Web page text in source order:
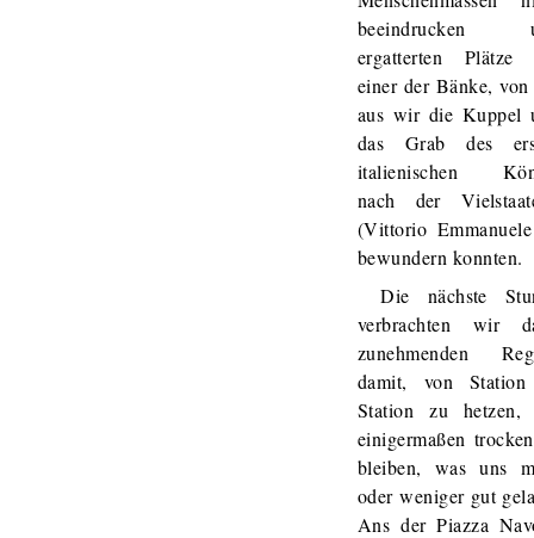
beeindrucken
ergatterten Plätze
einer der Bänke, von
aus wir die Kuppel
das Grab des
italienischen
nach der
(Vittorio
bewundern konnten.
Die nächste
verbrachten wir
zunehmenden
damit, von
Station zu hetzen,
einigermaßen
bleiben, was uns
oder weniger gut
Ans der Piazza